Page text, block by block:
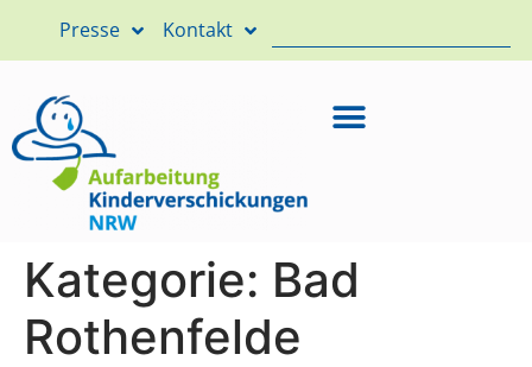
Presse Kontakt
Kategorie: Bad
Rothenfelde